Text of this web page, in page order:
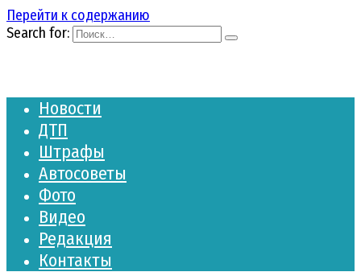
Перейти к содержанию
Search for:
Новости
ДТП
Штрафы
Автосоветы
Фото
Видео
Редакция
Контакты